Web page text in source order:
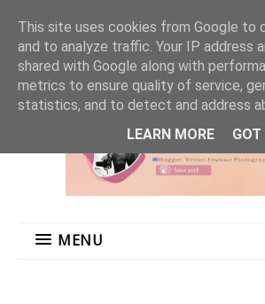
MENU
This site uses cookies from Google to
and to analyze traffic. Your IP address
shared with Google along with
metrics to ensure quality of service,
statistics, and to detect and address
LEARN MORE
GOT